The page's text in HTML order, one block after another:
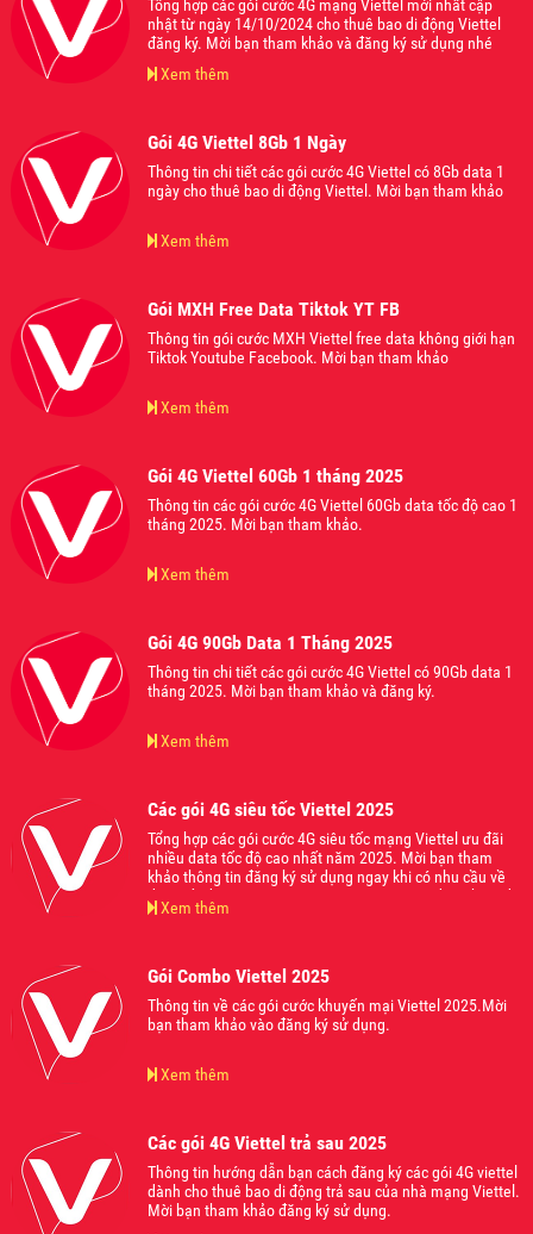
Tổng hợp các gói cước 4G mạng Viettel mới nhất cập
nhật từ ngày 14/10/2024 cho thuê bao di động Viettel
đăng ký. Mời bạn tham khảo và đăng ký sử dụng nhé
Xem thêm
Gói 4G Viettel 8Gb 1 Ngày
Thông tin chi tiết các gói cước 4G Viettel có 8Gb data 1
ngày cho thuê bao di động Viettel. Mời bạn tham khảo
Xem thêm
Gói MXH Free Data Tiktok YT FB
Thông tin gói cước MXH Viettel free data không giới hạn
Tiktok Youtube Facebook. Mời bạn tham khảo
Xem thêm
Gói 4G Viettel 60Gb 1 tháng 2025
Thông tin các gói cước 4G Viettel 60Gb data tốc độ cao 1
tháng 2025. Mời bạn tham khảo.
Xem thêm
Gói 4G 90Gb Data 1 Tháng 2025
Thông tin chi tiết các gói cước 4G Viettel có 90Gb data 1
tháng 2025. Mời bạn tham khảo và đăng ký.
Xem thêm
Các gói 4G siêu tốc Viettel 2025
Tổng hợp các gói cước 4G siêu tốc mạng Viettel ưu đãi
nhiều data tốc độ cao nhất năm 2025. Mời bạn tham
khảo thông tin đăng ký sử dụng ngay khi có nhu cầu về
data tốc độ cao truy cập mạng internet trên điện thoại di
động 2025.
Xem thêm
Gói Combo Viettel 2025
Thông tin về các gói cước khuyến mại Viettel 2025.Mời
bạn tham khảo vào đăng ký sử dụng.
Xem thêm
Các gói 4G Viettel trả sau 2025
Thông tin hướng dẫn bạn cách đăng ký các gói 4G viettel
dành cho thuê bao di động trả sau của nhà mạng Viettel.
Mời bạn tham khảo đăng ký sử dụng.